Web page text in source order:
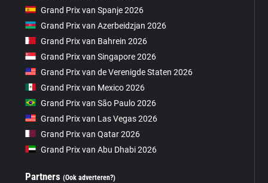
Grand Prix van Spanje 2026
Grand Prix van Azerbeidzjan 2026
Grand Prix van Bahrein 2026
Grand Prix van Singapore 2026
Grand Prix van de Verenigde Staten 2026
Grand Prix van Mexico 2026
Grand Prix van São Paulo 2026
Grand Prix van Las Vegas 2026
Grand Prix van Qatar 2026
Grand Prix van Abu Dhabi 2026
Partners(Ook adverteren?)